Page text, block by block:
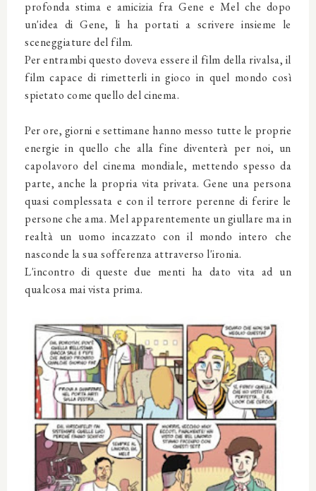
profonda stima e amicizia fra Gene e Mel che dopo
un'idea di Gene, li ha portati a scrivere insieme le
sceneggiature del film.
Per entrambi questo doveva essere il film della rivalsa, il
film capace di rimetterli in gioco in quel mondo così
spietato come quello del cinema.
Per ore, giorni e settimane hanno messo tutte le proprie
energie in quello che alla fine diventerà per noi, un
capolavoro del cinema mondiale, mettendo spesso da
parte, anche la propria vita privata. Gene una persona
quasi complessata e con il terrore perenne di ferire le
persone che ama. Mel apparentemente un giullare ma in
realtà un uomo incazzato con il mondo intero che
nasconde la sua sofferenza attraverso l'ironia.
L'incontro di queste due menti ha dato vita ad un
qualcosa mai vista prima.